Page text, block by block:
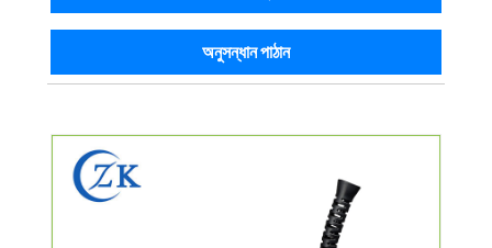
অনুসন্ধান পাঠান